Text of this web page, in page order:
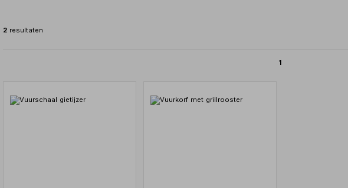
2 resultaten
1